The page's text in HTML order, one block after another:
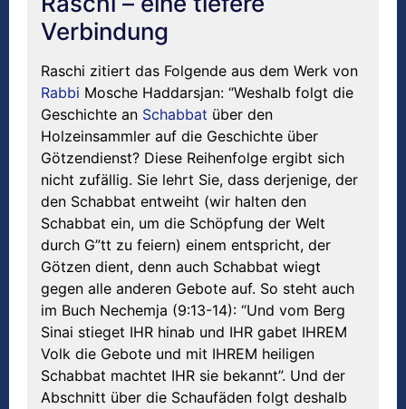
Verbindung
Raschi zitiert das Folgende aus dem Werk von
Rabbi Mosche Haddarsjan: “Weshalb folgt die
Geschichte an Schabbat über den
Holzeinsammler auf die Geschichte über
Götzendienst? Diese Reihenfolge ergibt sich
nicht zufällig. Sie lehrt Sie, dass derjenige, der
den Schabbat entweiht (wir halten den
Schabbat ein, um die Schöpfung der Welt
durch G”tt zu feiern) einem entspricht, der
Götzen dient, denn auch Schabbat wiegt
gegen alle anderen Gebote auf. So steht auch
im Buch Nechemja (9:13-14): “Und vom Berg
Sinai stieget IHR hinab und IHR gabet IHREM
Volk die Gebote und mit IHREM heiligen
Schabbat machtet IHR sie bekannt”. Und der
Abschnitt über die Schaufäden folgt deshalb